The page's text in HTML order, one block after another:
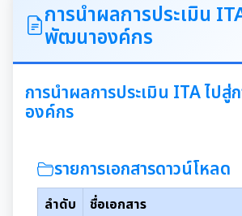
คำแถลงนโยบายนายกเทศมนตรีเมืองสุเ
ข้อมูลทั่วไปเกี่ยวกับเทศบาล
อำนาจหน้าที่ของเทศบาล
แผนการดำเนินงาน
การนำผลการประเมิน
พัฒนาองค์กร
การนำผลการประเมิน ITA ไป
องค์กร
รายการเอกสารดาวน์โหลด
ลำดับ
ชื่อเอกสาร